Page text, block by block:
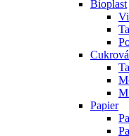
Bioplast
Papier